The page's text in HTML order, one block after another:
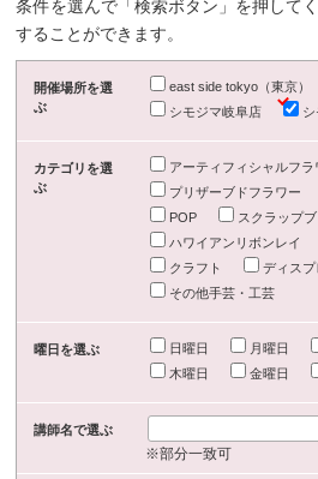
条件を選んで「検索ボタン」を押して
することができます。
開催場所を選
ぶ
east side tokyo（東京）
シモジマ岐阜店
カテゴリを選
ぶ
アーティフィシャルフラ
プリザーブドフラワー
POP
スクラップ
ハワイアンリボンレイ
クラフト
ディスプ
その他手芸・工芸
曜日を選ぶ 日曜日 月曜日
木曜日
金曜日
講師名で選ぶ
※部分一致可